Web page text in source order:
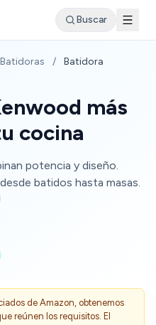
Buscar
Batidoras /
Batidora
más
cocina
potencia y diseño.
batidos hasta masas.
de Amazon, obtenemos
reúnen los requisitos. El